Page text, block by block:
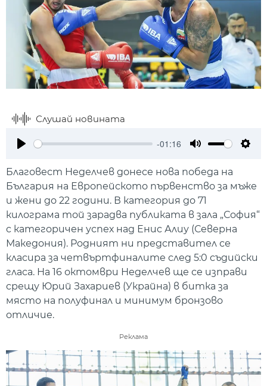
Слушай новината
-01:16
Благовест Неделчев донесе нова победа на
България на Европейското първенство за мъже
и жени до 22 години. В категория до 71
килограма той зарадва публиката в зала „София“
с категоричен успех над Енис Алиу (Северна
Македония). Родният ни представител се
класира за четвъртфиналите след 5:0 съдийски
гласа. На 16 октомври Неделчев ще се изправи
срещу Юрий Захариев (Украйна) в битка за
място на полуфинал и минимум бронзово
отличие.
Реклама